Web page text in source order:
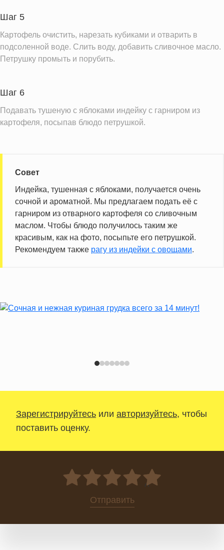
Шаг 5
Картофель очистить, нарезать кубиками и отварить в
подсоленной воде. Слить воду, добавить сливочное масло.
Петрушку промыть и порубить.
Шаг 6
Подавать тушеную с яблоками индейку с гарниром из
картофеля, посыпав блюдо петрушкой.
Совет
Индейка, тушенная с яблоками, получается очень
сочной и ароматной. Мы предлагаем подать её с
гарниром из отварного картофеля со сливочным
маслом. Чтобы блюдо получилось таким же
красивым, как на фото, посыпьте его петрушкой.
Рекомендуем также рагу из индейки с овощами.
Зарегистрируйтесь или авторизуйтесь, чтобы
поставить оценку.
0
Отправить